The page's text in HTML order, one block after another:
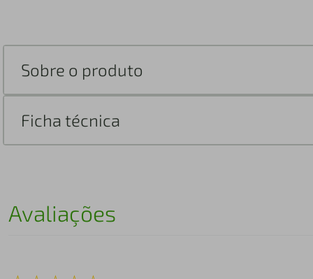
Sobre o produto
Ficha técnica
Avaliações